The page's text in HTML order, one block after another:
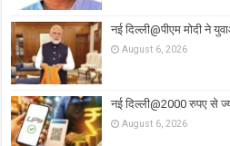
नई दिल्ली@पीएम मोदी ने
August 6, 2026
नई दिल्ली@2000 रुपए से
August 6, 2026